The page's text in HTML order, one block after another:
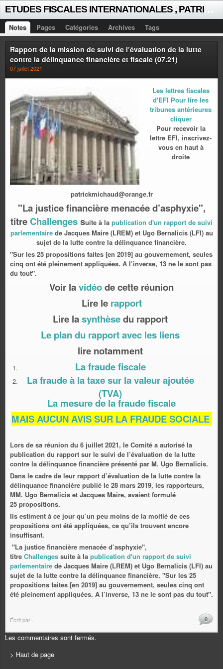
Notes Pages Catégories Archives Tags
Rapport de la mission de suivi de l’évaluation de la lutte
contre la délinquance financière et fiscale (07.21)
07 juillet 2021
Les lettres fiscales
d'EFI Pour lire les
tribunes antérieures
cliquer
Pour recevoir la
lettre EFI, inscrivez-
vous en haut à
droite
patrickmichaud@orange.fr
"La justice financière menacée d’asphyxie",
titreChallengessuite à la publication d'un rapport de suivi
parlementairede Jacques Maire (LREM) et Ugo Bernalicis (LFI) au
sujet de la lutte contre la délinquance financière.
"Sur les 25 propositions faites [en 2019] au gouvernement, seules
cinq ont été pleinement appliquées. A l’inverse, 13 ne le sont pas
du tout".
Voir lavidéode cette réunion
Lire le rapport
Lire lasynthèsedu rapport
Le plan du rapport avec les liens
lire notamment
La fraude fiscale
La fraude à la taxe sur la valeur ajoutée
(TVA)
La mesure de la fraude fiscale
MAIS AUCUN AVIS SUR LA FRAUDE SOCIALE
Lors de sa réunion du 6 juillet 2021, le Comité a autorisé la
publication du rapport sur le suivi de l’évaluation de la lutte
contre la délinquance financière présenté par M. Ugo Bernalicis.
Dans le cadre de leur rapport d’évaluation de la lutte contre la
délinquance financière publié le 28 mars 2019, les rapporteurs,
MM. Ugo Bernalicis et Jacques Maire, avaient formulé
25 propositions.
Ils estiment à ce jour qu’un peu moins de la moitié de ces
propositions ont été appliquées, ce qu’ils trouvent encore
insuffisant.
"La justice financière menacée d’asphyxie",
titre Challenges suite à la publication d'un rapport de suivi
parlementaire de Jacques Maire (LREM) et Ugo Bernalicis (LFI) au
sujet de la lutte contre la délinquance financière. "Sur les 25
propositions faites [en 2019] au gouvernement, seules cinq ont
été pleinement appliquées. A l’inverse, 13 ne le sont pas du tout".
Écrit par 0
Les commentaires sont fermés.
> Haut de page